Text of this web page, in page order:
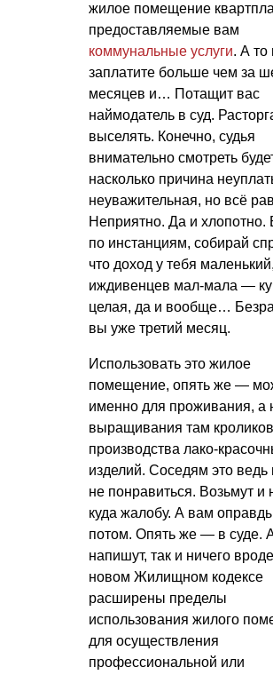
жилое помещение
предоставляемые вам
коммунальные услуги. А то
заплатите больше чем за
месяцев и… Потащит вас
наймодатель в суд.
выселять. Конечно, судья
внимательно смотреть
насколько причина
неуважительная, но всё
Неприятно. Да и хлопотно.
по инстанциям, собирай
что доход у тебя маленький,
иждивенцев мал-мала —
целая, да и вообще…
вы уже третий месяц.
Использовать это жилое
помещение, опять же —
именно для проживания, а
выращивания там
производства лако-
изделий. Соседям это ведь
не понравиться. Возьмут и
куда жалобу. А вам
потом. Опять же — в суде.
напишут, так и ничего
новом Жилищном кодексе
расширены пределы
использования жилого
для осуществления
профессиональной или